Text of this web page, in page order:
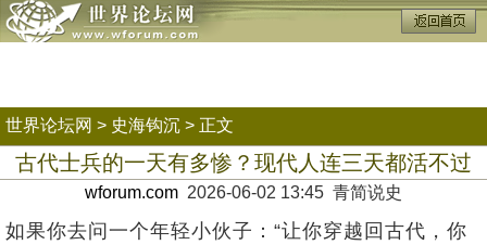
世界论坛网 > 史海钩沉 > 正文
古代士兵的一天有多惨？现代人连三天都活不过
wforum.com 2026-06-02 13:45 青简说史
如果你去问一个年轻小伙子：“让你穿越回古代，你